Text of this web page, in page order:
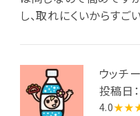
し、取れにくいからすご
ウッチー
投稿日
4.0